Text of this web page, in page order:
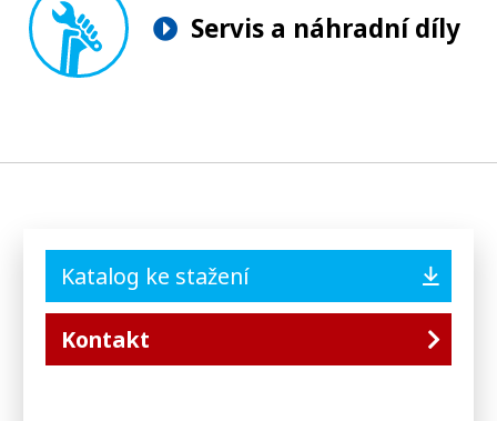
Servis a náhradní díly
Katalog ke stažení
Kontakt